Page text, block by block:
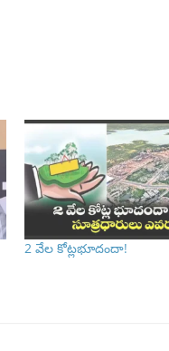
2 వేల కోట్లభూదందా!